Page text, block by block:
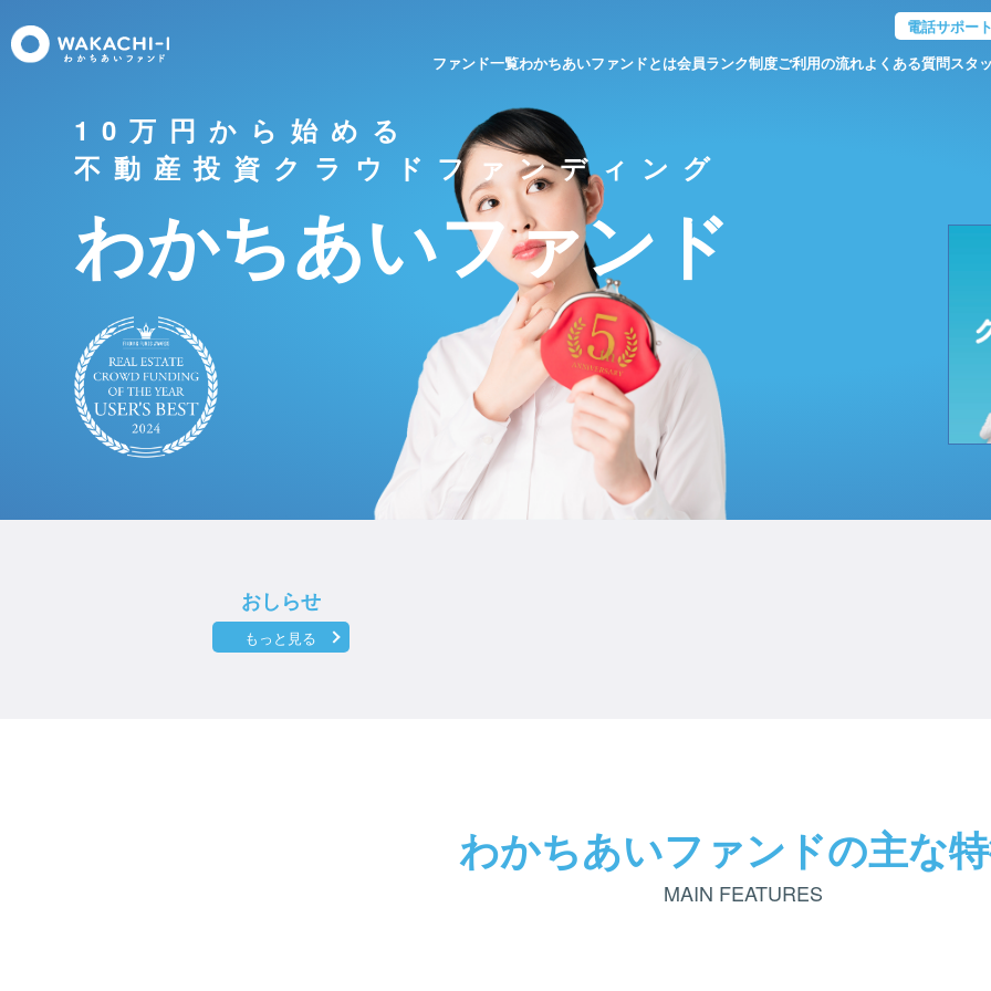
電話サポー
ファンド一覧わかちあいファンドとは会員ランク制度ご利用の流れよくある質問スタ
10万円から始める
不動産投資クラウドファンディング
わかちあいファンド
おしらせ
もっと見る
わかちあいファンドの主な
MAIN FEATURES